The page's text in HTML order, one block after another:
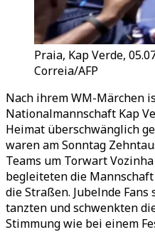
Praia, Kap Verde,
Correia/AFP
Nach ihrem WM-Märchen
Nationalmannschaft Kap
Heimat überschwänglich
waren am Sonntag
Teams um Torwart
begleiteten die
die Straßen. Jubelnde
tanzten und schwenkten
Stimmung wie bei einem